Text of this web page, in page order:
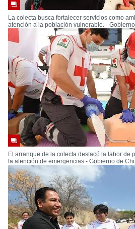
La colecta busca fortalecer servicios como
atención a la población vulnerable. -
El arranque de la colecta destacó la labor de
la atención de emergencias - Gobierno de